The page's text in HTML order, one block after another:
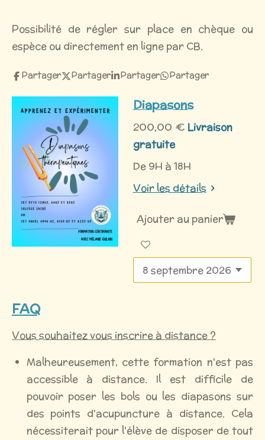
Possibilité de régler sur place en chèque ou
espèce ou directement en ligne par CB.
Partager Partager Partager Partager
Diapasons
200,00 € Livraison
gratuite
De 9H à 18H
Voir les détails
Ajouter au panier
FAQ
Vous souhaitez vous inscrire à distance ?
Malheureusement, cette formation n'est pas
accessible à distance. Il est difficile de
pouvoir poser les bols ou les diapasons sur
des points d'acupuncture à distance. Cela
nécessiterait pour l'élève de disposer de tout